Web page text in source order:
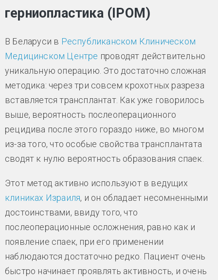
герниопластика (IPOM)
В Беларуси в Республиканском Клиническом
Медицинском Центре проводят действительно
уникальную операцию. Это достаточно сложная
методика: через три совсем крохотных разреза
вставляется трансплантат. Как уже говорилось
выше, вероятность послеоперационного
рецидива после этого гораздо ниже, во многом
из-за того, что особые свойства трансплантата
сводят к нулю вероятность образования спаек.
Этот метод активно используют в ведущих
клиниках Израиля, и он обладает несомненными
достоинствами, ввиду того, что
послеоперационные осложнения, равно как и
появление спаек, при его применении
наблюдаются достаточно редко. Пациент очень
быстро начинает проявлять активность, и очень